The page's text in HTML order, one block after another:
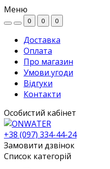
Меню
0 0 0
Доставка
Оплата
Про магазин
Умови угоди
Відгуки
Контакти
Особистий кабінет
+38 (097) 334-44-24
Замовити дзвінок
Список категорій